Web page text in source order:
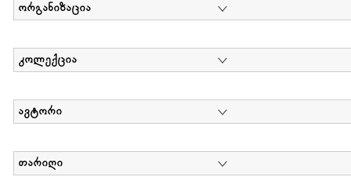
ორგანიზაცია
კოლექცია
ავტორი
თარიღი